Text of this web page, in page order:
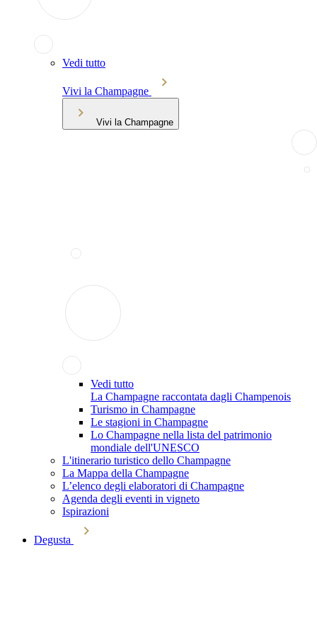
Vedi tutto
Vivi la Champagne
Vivi la Champagne
Vedi tutto
La Champagne raccontata dagli Champenois
Turismo in Champagne
Le stagioni in Champagne
Lo Champagne nella lista del patrimonio
mondiale dell'UNESCO
L'itinerario turistico dello Champagne
La Mappa della Champagne
L’elenco degli elaboratori di Champagne
Agenda degli eventi in vigneto
Ispirazioni
Degusta